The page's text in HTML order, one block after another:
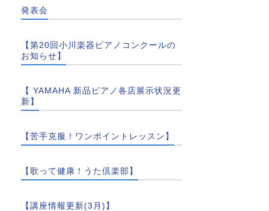
発表会
【第20回小川楽器ピアノコンクールの
お知らせ】
【 YAMAHA 新品ピアノ各店展示状況更
新】
【苦手克服！ワンポイントレッスン】
【歌って健康！うた倶楽部】
【講座情報更新(3月)】